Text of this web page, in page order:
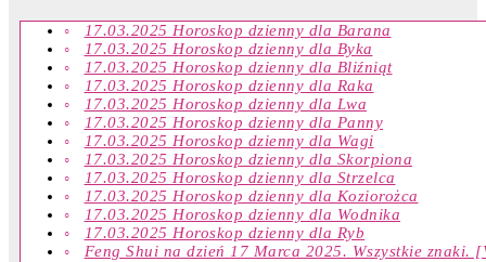
17.03.2025 Horoskop dzienny dla Barana
17.03.2025 Horoskop dzienny dla Byka
17.03.2025 Horoskop dzienny dla Bliźniąt
17.03.2025 Horoskop dzienny dla Raka
17.03.2025 Horoskop dzienny dla Lwa
17.03.2025 Horoskop dzienny dla Panny
17.03.2025 Horoskop dzienny dla Wagi
17.03.2025 Horoskop dzienny dla Skorpiona
17.03.2025 Horoskop dzienny dla Strzelca
17.03.2025 Horoskop dzienny dla Koziorożca
17.03.2025 Horoskop dzienny dla Wodnika
17.03.2025 Horoskop dzienny dla Ryb
Feng Shui na dzień 17 Marca 2025. Wszystkie znaki.